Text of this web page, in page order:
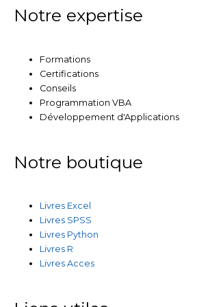
Notre expertise
Formations
Certifications
Conseils
Programmation VBA
Développement d'Applications
Notre boutique
Livres Excel
Livres SPSS
Livres Python
Livres R
Livres Acces